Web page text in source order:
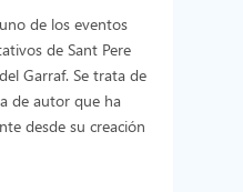
de los eventos
de Sant Pere
Garraf. Se trata de
de autor que ha
desde su creación